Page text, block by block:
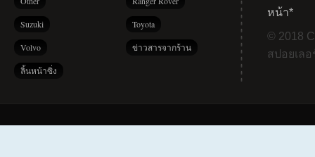
Suzuki Toyota
Volvo ข่าวสารจากร้าน
ลิ้นหน้าซิ่ง
หน้า*
© 2018
สปอยเล